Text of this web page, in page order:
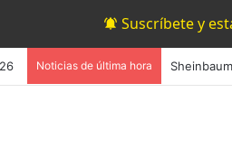
Suscríbete y
Noticias de última hora